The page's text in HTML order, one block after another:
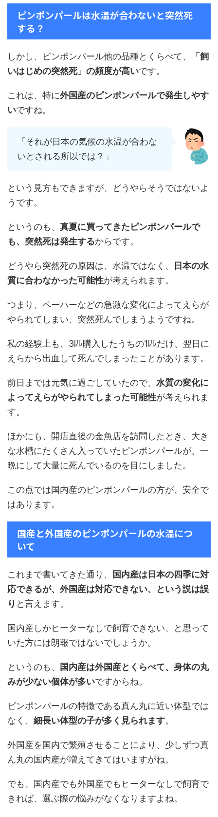
ピンポンパールは水温が合わないと突然死
する？
しかし、ピンポンパール他の品種とくらべて、
「飼
いはじめの突然死」の頻度が高いです。
これは、特に外国産のピンポンパールで発生しやす
いですね。
「それが日本の気候の水温が合わな
いとされる所以では？」
という見方もできますが、どうやらそうではないよ
うです。
というのも、 真夏に買ってきたピンポンパールで
も、突然死は発生するからです。
どうやら突然死の原因は、水温ではなく、
日本の水
質に合わなかった可能性が考えられます。
つまり、ペーハーなどの急激な変化によってえらが
やられてしまい、突然死んでしまうようですね。
私の経験上も、3匹購入したうちの1匹だけ、翌日に
えらから出血して死んでしまったことがあります。
前日までは元気に過ごしていたので、 水質の変化に
よってえらがやられてしまった可能性が考えられま
す。
ほかにも、開店直後の金魚店を訪問したとき、大き
な水槽にたくさん入っていたピンポンパールが、一
晩にして大量に死んでいるのを目にしました。
この点では国内産のピンポンパールの方が、安全で
はあります。
国産と外国産のピンポンパールの水温につ
いて
これまで書いてきた通り、
国内産は日本の四季に対
応できるが、外国産は対応できない、という説は誤
り と言えます。
国内産しかヒーターなしで飼育できない、と思って
いた方には朗報ではないでしょうか。
というのも、
国内産は外国産とくらべて、身体の丸
みが少ない個体が多いですからね。
ピンポンパールの特徴である真ん丸に近い体型では
なく、 細長い体型の子が多く見られます。
外国産を国内で繁殖させることにより、少しずつ真
ん丸の国内産が増えてきてはいますがね。
でも、国内産でも外国産でもヒーターなしで飼育で
きれば、選ぶ際の悩みがなくなりますよね。